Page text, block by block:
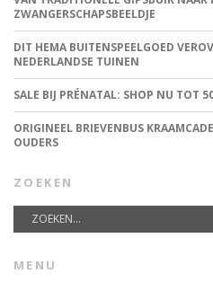
ZWANGERSCHAPSBEELDJE
DIT HEMA BUITENSPEELGOED
NEDERLANDSE TUINEN
SALE BIJ PRÉNATAL: SHOP NU TOT
ORIGINEEL BRIEVENBUS
OUDERS
ZOEKEN
MENU